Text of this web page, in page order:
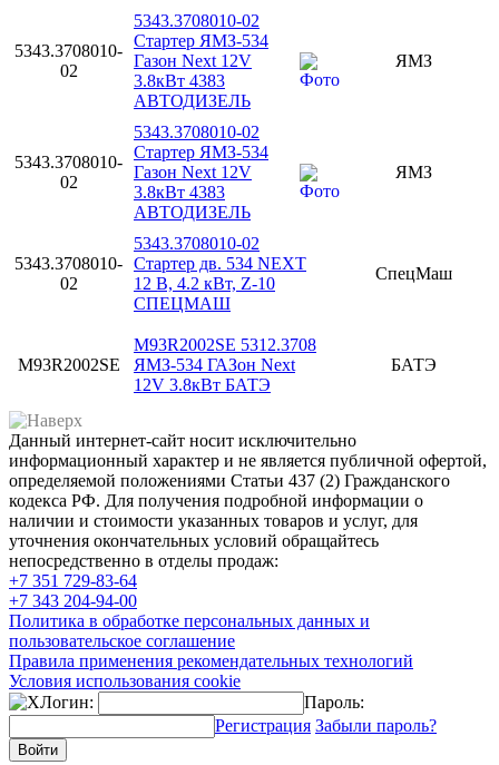
5343.3708010-
02
5343.3708010-02
Стартер ЯМЗ-534
Газон Next 12V
3.8кВт 4383
АВТОДИЗЕЛЬ
ЯМЗ
5343.3708010-
02
5343.3708010-02
Стартер ЯМЗ-534
Газон Next 12V
3.8кВт 4383
АВТОДИЗЕЛЬ
ЯМЗ
5343.3708010-
02
5343.3708010-02
Стартер дв. 534 NEXT
12 В, 4.2 кВт, Z-10
СПЕЦМАШ
СпецМаш
M93R2002SE
M93R2002SE 5312.3708
ЯМЗ-534 ГАЗон Next
12V 3.8кВт БАТЭ
БАТЭ
Данный интернет-сайт носит исключительно
информационный характер и не является публичной офертой,
определяемой положениями Статьи 437 (2) Гражданского
кодекса РФ. Для получения подробной информации о
наличии и стоимости указанных товаров и услуг, для
уточнения окончательных условий обращайтесь
непосредственно в отделы продаж:
+7 351 729-83-64
+7 343 204-94-00
Политика в обработке персональных данных и
пользовательское соглашение
Правила применения рекомендательных технологий
Условия использования cookie
Логин:
Пароль:
Регистрация Забыли пароль?